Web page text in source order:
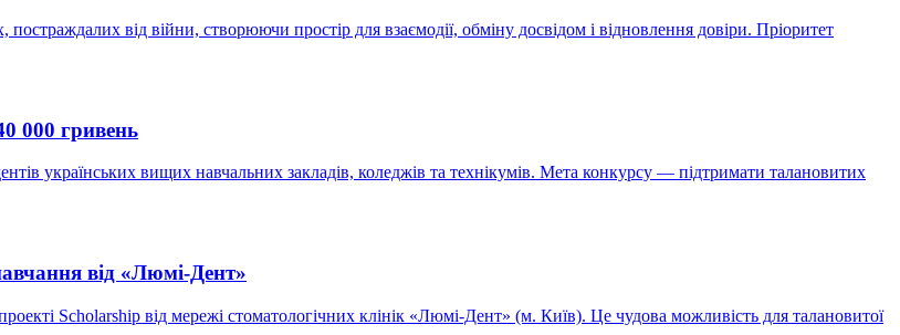
від війни, створюючи простір для взаємодії, обміну досвідом і відновлення довіри. Пріоритет
000 гривень
українських вищих навчальних закладів, коледжів та технікумів. Мета конкурсу — підтримати талановитих
від «Люмі-Дент»
Scholarship від мережі стоматологічних клінік «Люмі-Дент» (м. Київ). Це чудова можливість для талановитої